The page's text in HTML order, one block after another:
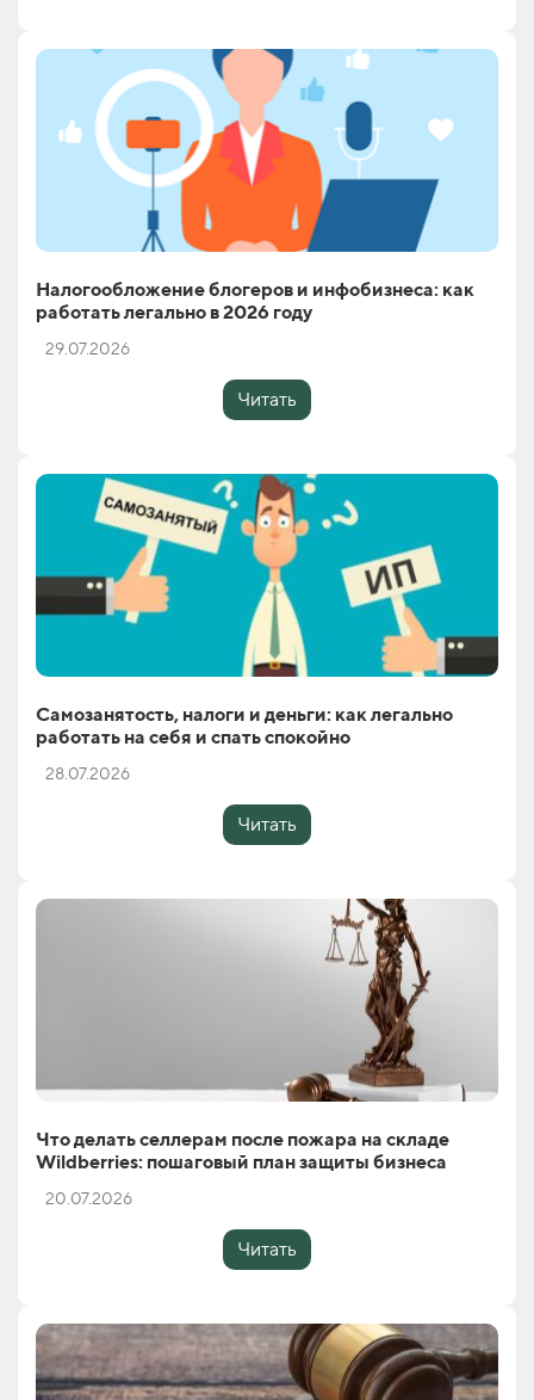
Налогообложение блогеров и инфобизнеса: как
работать легально в 2026 году
29.07.2026
Читать
Самозанятость, налоги и деньги: как легально
работать на себя и спать спокойно
28.07.2026
Читать
Что делать селлерам после пожара на складе
Wildberries: пошаговый план защиты бизнеса
20.07.2026
Читать